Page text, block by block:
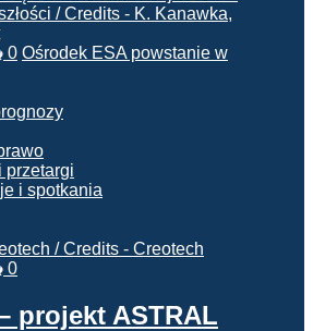
0 Ośrodek ESA powstanie w
przetargi
i spotkania
0
projekt ASTRAL